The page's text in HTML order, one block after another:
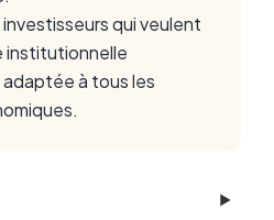
qui veulent
institutionnelle
à tous les